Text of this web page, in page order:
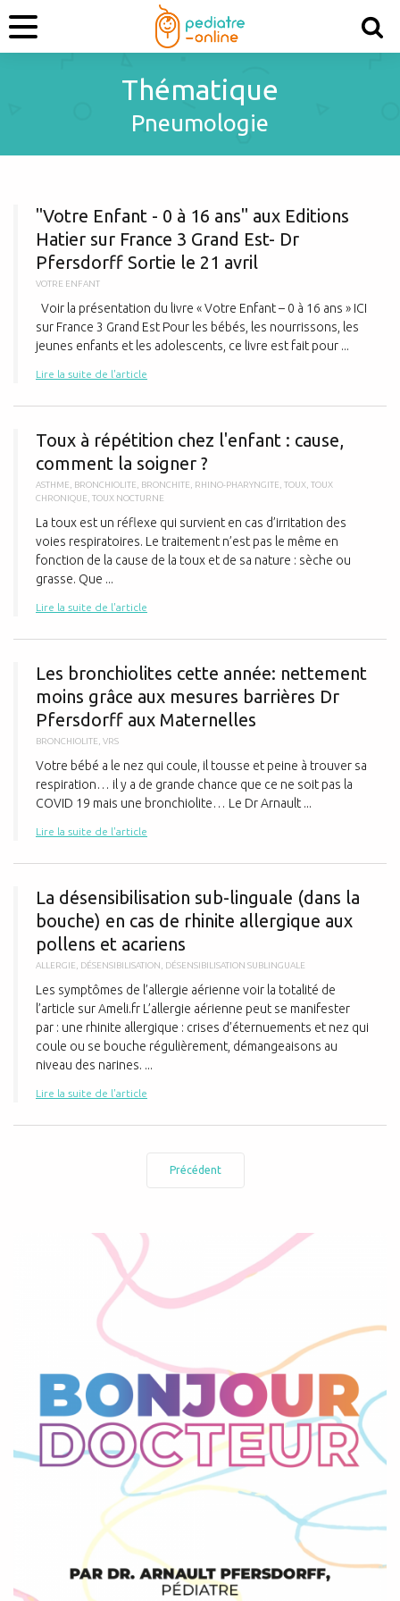
Thématique
Pneumologie
"Votre Enfant - 0 à 16 ans" aux Editions
Hatier sur France 3 Grand Est- Dr
Pfersdorff Sortie le 21 avril
VOTRE ENFANT
Voir la présentation du livre « Votre Enfant – 0 à 16 ans » ICI
sur France 3 Grand Est Pour les bébés, les nourrissons, les
jeunes enfants et les adolescents, ce livre est fait pour ...
Lire la suite de l'article
Toux à répétition chez l'enfant : cause,
comment la soigner ?
ASTHME BRONCHIOLITE BRONCHITE RHINO-PHARYNGITE TOUX TOUX
CHRONIQUE TOUX NOCTURNE
La toux est un réflexe qui survient en cas d’irritation des
voies respiratoires. Le traitement n’est pas le même en
fonction de la cause de la toux et de sa nature : sèche ou
grasse. Que ...
Lire la suite de l'article
Les bronchiolites cette année: nettement
moins grâce aux mesures barrières Dr
Pfersdorff aux Maternelles
BRONCHIOLITE VRS
Votre bébé a le nez qui coule, il tousse et peine à trouver sa
respiration… il y a de grande chance que ce ne soit pas la
COVID 19 mais une bronchiolite… Le Dr Arnault ...
Lire la suite de l'article
La désensibilisation sub-linguale (dans la
bouche) en cas de rhinite allergique aux
pollens et acariens
ALLERGIE DÉSENSIBILISATION DÉSENSIBILISATION SUBLINGUALE
Les symptômes de l’allergie aérienne voir la totalité de
l’article sur Ameli.fr L’allergie aérienne peut se manifester
par : une rhinite allergique : crises d’éternuements et nez qui
coule ou se bouche régulièrement, démangeaisons au
niveau des narines. ...
Lire la suite de l'article
Précédent